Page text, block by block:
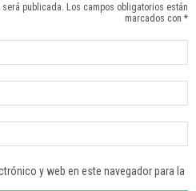
publicada. Los campos obligatorios están
marcados con *
y web en este navegador para la